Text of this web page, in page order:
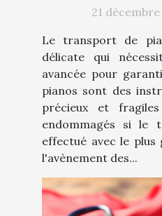
21
Le transport de
délicate qui
avancée pour
pianos sont des
précieux et
endommagés si le
effectué avec le
l'avènement des...